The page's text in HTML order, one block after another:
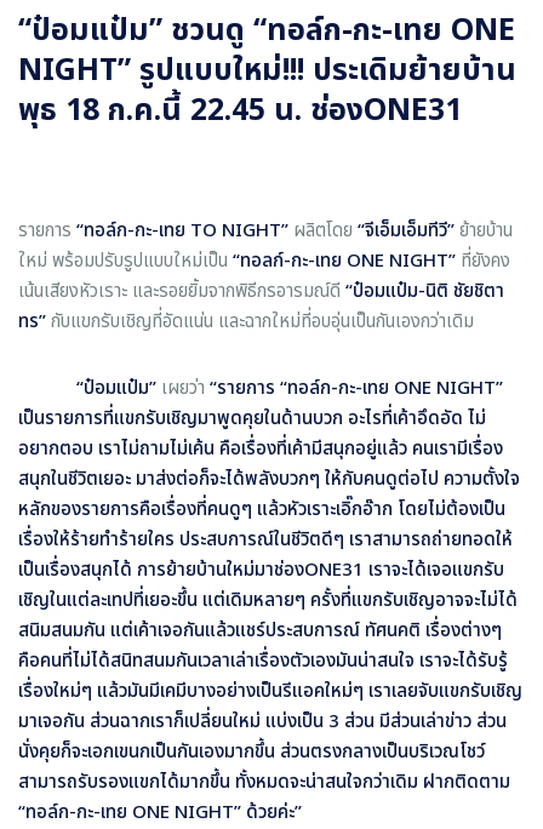
“ป๋อมแป๋ม” ชวนดู “ทอล์ก-กะ-เทย ONE
NIGHT” รูปแบบใหม่!!! ประเดิมย้ายบ้าน
พุธ 18 ก.ค.นี้ 22.45 น. ช่องONE31
รายการ “ทอล์ก-กะ-เทย TO NIGHT” ผลิตโดย “จีเอ็มเอ็มทีวี”ย้ายบ้าน
ใหม่ พร้อมปรับรูปแบบใหม่เป็น “ทอลก์-กะ-เทย ONE NIGHT” ที่ยังคง
เน้นเสียงหัวเราะ และรอยยิ้มจากพิธีกรอารมณ์ดี “ป๋อมแป๋ม-นิติ ชัยชิตา
ทร”กับแขกรับเชิญที่อัดแน่น และฉากใหม่ที่อบอุ่นเป็นกันเองกว่าเดิม
“ป๋อมแป๋ม” เผยว่า “รายการ “ทอล์ก-กะ-เทย ONE NIGHT”
เป็นรายการที่แขกรับเชิญมาพูดคุยในด้านบวก อะไรที่เค้าอึดอัด ไม่
อยากตอบ เราไม่ถามไม่เค้น คือเรื่องที่เค้ามีสนุกอยู่แล้ว คนเรามีเรื่อง
สนุกในชีวิตเยอะ มาส่งต่อก็จะได้พลังบวกๆ ให้กับคนดูต่อไป ความตั้งใจ
หลักของรายการคือเรื่องที่คนดูๆ แล้วหัวเราะเอิ๊กอ๊าก โดยไม่ต้องเป็น
เรื่องให้ร้ายทำร้ายใคร ประสบการณ์ในชีวิตดีๆ เราสามารถถ่ายทอดให้
เป็นเรื่องสนุกได้ การย้ายบ้านใหม่มาช่องONE31 เราจะได้เจอแขกรับ
เชิญในแต่ละเทปที่เยอะขึ้น แต่เดิมหลายๆ ครั้งที่แขกรับเชิญอาจจะไม่ได้
สนิมสนมกัน แต่เค้าเจอกันแล้วแชร์ประสบการณ์ ทัศนคติ เรื่องต่างๆ
คือคนที่ไม่ได้สนิทสนมกันเวลาเล่าเรื่องตัวเองมันน่าสนใจ เราจะได้รับรู้
เรื่องใหม่ๆ แล้วมันมีเคมีบางอย่างเป็นรีแอคใหม่ๆ เราเลยจับแขกรับเชิญ
มาเจอกัน ส่วนฉากเราก็เปลี่ยนใหม่ แบ่งเป็น 3 ส่วน มีส่วนเล่าข่าว ส่วน
นั่งคุยก็จะเอกเขนกเป็นกันเองมากขึ้น ส่วนตรงกลางเป็นบริเวณโชว์
สามารถรับรองแขกได้มากขึ้น ทั้งหมดจะน่าสนใจกว่าเดิม ฝากติดตาม
“ทอล์ก-กะ-เทย ONE NIGHT” ด้วยค่ะ”